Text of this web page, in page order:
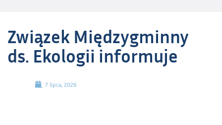
Związek Międzygminny
ds. Ekologii informuje
7 lipca, 2026